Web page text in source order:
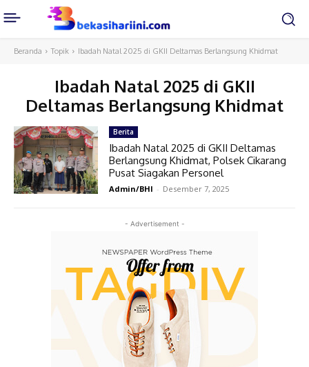
Beranda Topik Ibadah Natal 2025 di GKII Deltamas Berlangsung Khidmat
Ibadah Natal 2025 di GKII
Deltamas Berlangsung Khidmat
- Advertisement -
Berita
Ibadah Natal 2025 di GKII Deltamas
Berlangsung Khidmat, Polsek Cikarang
Pusat Siagakan Personel
Admin/BHI - Desember 7, 2025